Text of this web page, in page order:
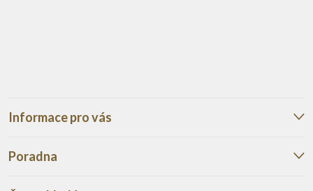
Informace pro vás
Poradna